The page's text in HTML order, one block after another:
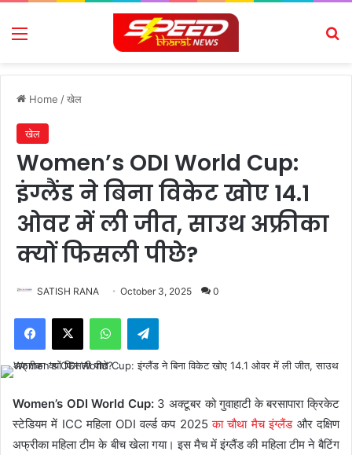
Menu
Home /खेल
खेल
Women’s ODI World Cup:
इंग्लैंड ने बिना विकेट खोए 14.1
ओवर में ली जीत, साउथ अफ्रीका
क्यों फिसली पीछे?
SATISH RANA October 3, 2025 0
Facebook
X WhatsAppTelegram
Women’s ODI World Cup:3 अक्टूबर को गुवाहाटी के बरसापारा क्रिकेट
स्टेडियम में ICC महिला ODI वर्ल्ड कप 2025 का चौथा मैच इंग्लैंडऔर दक्षिण
अफ्रीका महिला टीम के बीच खेला गया। इस मैच में इंग्लैंड की महिला टीम ने बैटिंग